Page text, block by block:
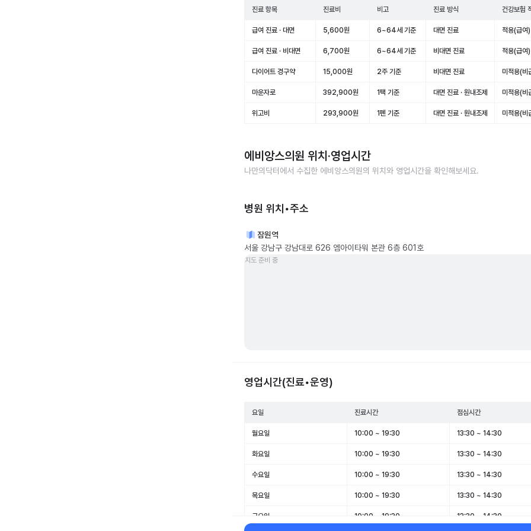
진료 항목 진료비 비고 진료 방식 건강보험
급여 진료 · 대면 5,600원 6~64세 기준 대면 진료 적용(급여)
급여 진료 · 비대면 6,700원 6~64세 기준 비대면 진료 적용(급여)
다이어트 경구약 15,000원 2주 기준 비대면 진료 미적용(비
마운자로 392,900원 1팩 기준 대면 진료 · 원내조제 미적용(비
위고비 293,900원 1펜 기준 대면 진료 · 원내조제 미적용(비
에비앙스의원 위치·영업시간
나만의닥터에서 수집한 에비앙스의원의 위치와 영업시간을 확인해보세요.
병원 위치•주소
잠원역
서울 강남구 강남대로 626 엠아이타워 본관 6층 601호
지도 준비 중
영업시간(진료•운영)
요일 진료시간 점심시간
월요일 10:00 ~ 19:30 13:30 ~ 14:30
화요일 10:00 ~ 19:30 13:30 ~ 14:30
수요일 10:00 ~ 19:30 13:30 ~ 14:30
목요일 10:00 ~ 19:30 13:30 ~ 14:30
금요일 10:00 ~ 19:30 13:30 ~ 14:30